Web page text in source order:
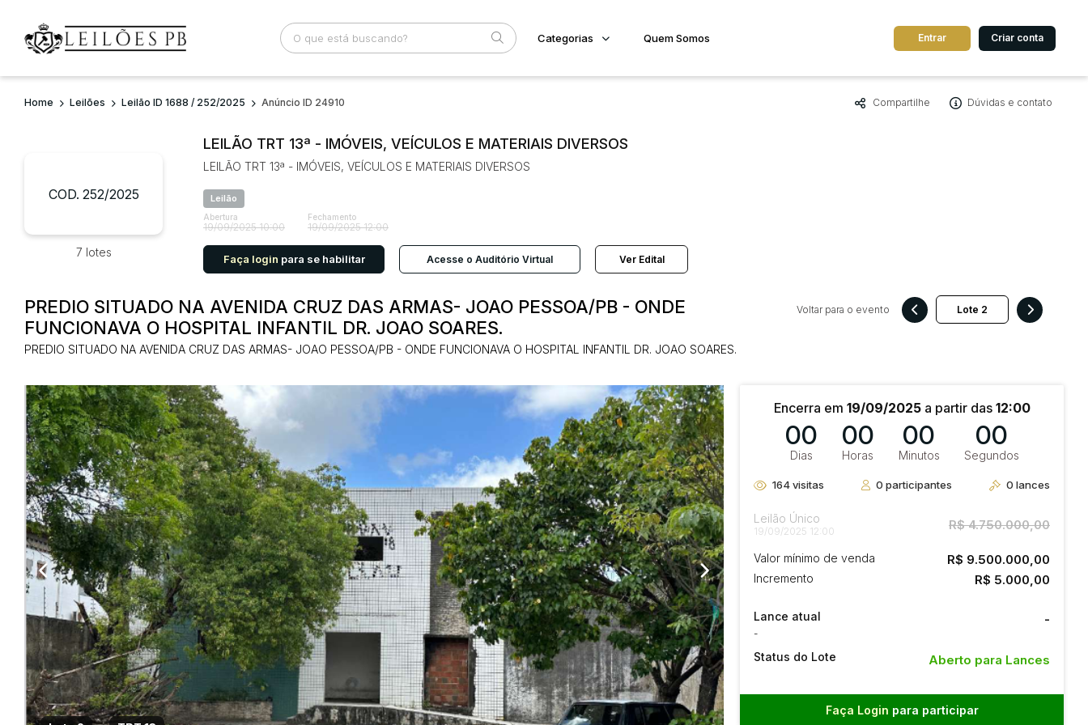
Busca por palavra-chave Categoria Cidade
Comitente
Categorias
Veículos
Motos
Quem Somos
Fale Conosco
Entrar Criar conta
Home Leilões Leilão ID 1688 / 252/2025 Anúncio ID 24910 Compartilhe Dúvidas e contato
COD. 252/2025
7 lotes
LEILÃO TRT 13ª - IMÓVEIS, VEÍCULOS E MATERIAIS DIVERSOS
LEILÃO TRT 13ª - IMÓVEIS, VEÍCULOS E MATERIAIS DIVERSOS
Leilão
Abertura
19/09/2025 10:00
Fechamento
19/09/2025 12:00
Faça login para se habilitar Acesse o Auditório Virtual Ver Edital
PREDIO SITUADO NA AVENIDA CRUZ DAS ARMAS- JOAO PESSOA/PB - ONDE
FUNCIONAVA O HOSPITAL INFANTIL DR. JOAO SOARES.
PREDIO SITUADO NA AVENIDA CRUZ DAS ARMAS- JOAO PESSOA/PB - ONDE FUNCIONAVA O HOSPITAL INFANTIL DR. JOAO SOARES.
Voltar para o evento
Encerra em 19/09/2025a partir das 12:00
00
Dias
00
Horas
00
Minutos
00
Segundos
164visitas 0 participantes 0 lances
Leilão Único
19/09/2025 12:00 R$ 4.750.000,00
Valor mínimo de venda R$ 9.500.000,00
Incremento R$ 5.000,00
Lance atual
-
-
Status do Lote Aberto para Lances
Faça Login para participar